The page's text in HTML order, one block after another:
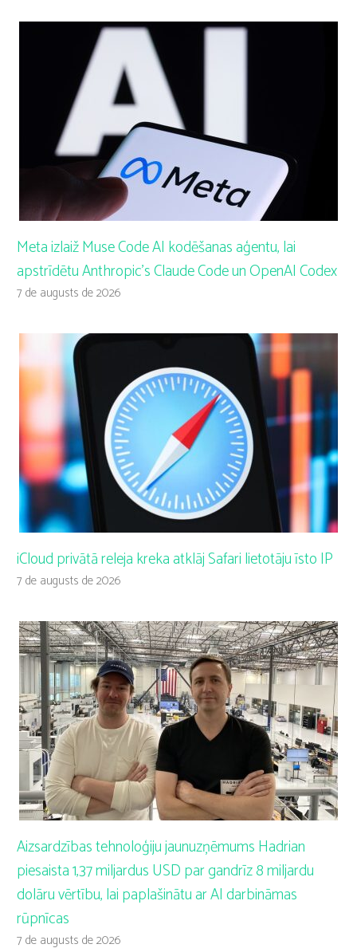
Meta izlaiž Muse Code AI kodēšanas aģentu, lai
apstrīdētu Anthropic’s Claude Code un OpenAI Codex
7 de augusts de 2026
iCloud privātā releja kreka atklāj Safari lietotāju īsto IP
7 de augusts de 2026
Aizsardzības tehnoloģiju jaunuzņēmums Hadrian
piesaista 1,37 miljardus USD par gandrīz 8 miljardu
dolāru vērtību, lai paplašinātu ar AI darbināmas
rūpnīcas
7 de augusts de 2026